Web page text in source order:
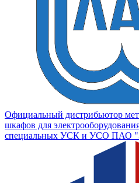
Официальный дистрибьютор
шкафов для
специальных УСК и УСО ПАО